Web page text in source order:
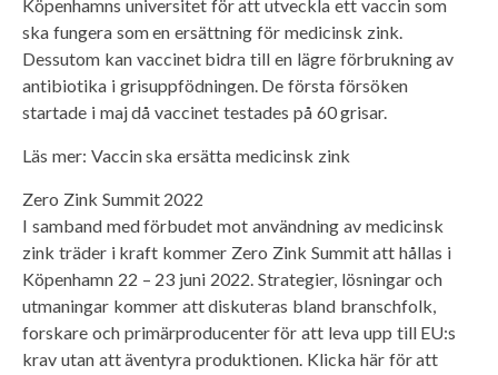
Köpenhamns universitet för att utveckla ett vaccin som
ska fungera som en ersättning för medicinsk zink.
Dessutom kan vaccinet bidra till en lägre förbrukning av
antibiotika i grisuppfödningen. De första försöken
startade i maj då vaccinet testades på 60 grisar.
Läs mer: Vaccin ska ersätta medicinsk zink
Zero Zink Summit 2022
I samband med förbudet mot användning av medicinsk
zink träder i kraft kommer Zero Zink Summit att hållas i
Köpenhamn 22 – 23 juni 2022. Strategier, lösningar och
utmaningar kommer att diskuteras bland branschfolk,
forskare och primärproducenter för att leva upp till EU:s
krav utan att äventyra produktionen. Klicka här för att